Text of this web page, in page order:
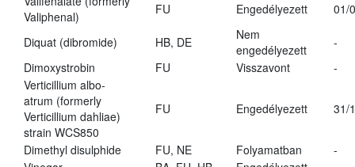
Valiphenal)
FU Engedélyezett 01/
Diquat (dibromide) HB, DE
Nem
engedélyezett
-
Dimoxystrobin
FU Visszavont
-
Verticillium albo-
atrum (formerly
Verticillium dahliae)
strain WCS850
FU Engedélyezett 31/
Dimethyl disulphide FU, NE Folyamatban
-